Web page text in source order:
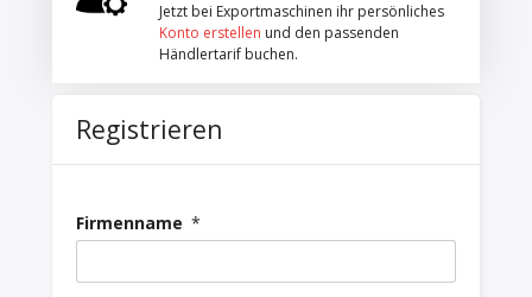
Jetzt bei Exportmaschinen ihr persönliches
Konto erstellen und den passenden
Händlertarif buchen.
Registrieren
Firmenname *